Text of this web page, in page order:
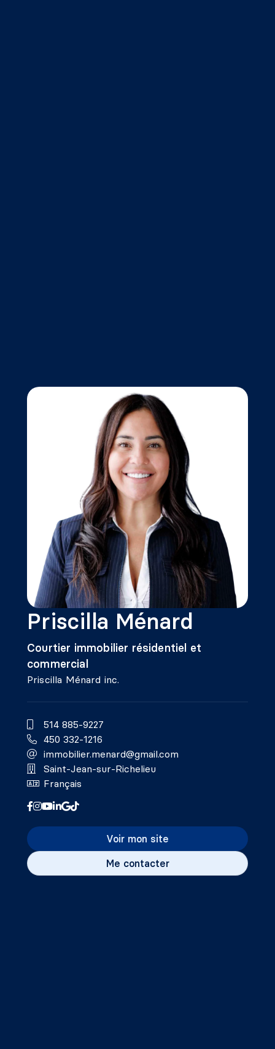
Priscilla Ménard
Courtier immobilier résidentiel et
commercial
Priscilla Ménard inc.
514 885-9227
450 332-1216
immobilier.menard@gmail.com
Saint-Jean-sur-Richelieu
Français
Voir mon site
Me contacter